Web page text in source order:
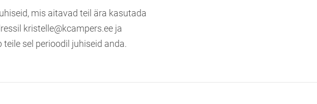
mis aitavad teil ära kasutada
kristelle@kcampers.ee ja
sel perioodil juhiseid anda.